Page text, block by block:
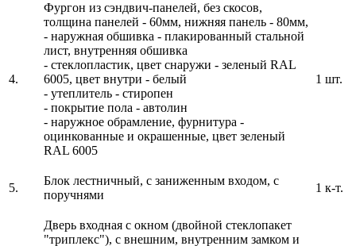
4.
Фургон из сэндвич-панелей, без скосов,
толщина панелей - 60мм, нижняя панель - 80мм,
- наружная обшивка - плакированный стальной
лист, внутренняя обшивка
- стеклопластик, цвет снаружи - зеленый RAL
6005, цвет внутри - белый
- утеплитель - стиропен
- покрытие пола - автолин
- наружное обрамление, фурнитура -
оцинкованные и окрашенные, цвет зеленый
RAL 6005
1 шт.
5.
Блок лестничный, с заниженным входом, с
поручнями
1 к-т.
Дверь входная с окном (двойной стеклопакет
"триплекс"), с внешним, внутренним замком и